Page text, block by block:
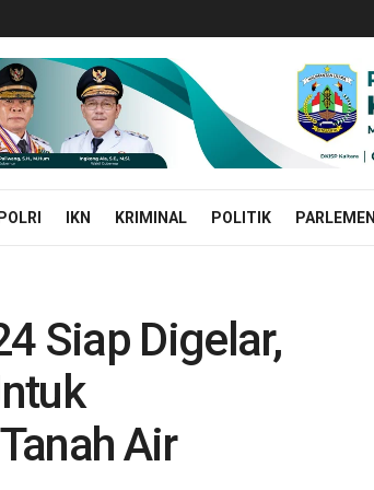
IKN KRIMINAL POLITIK PARLEMEN
Siap Digelar,
Air